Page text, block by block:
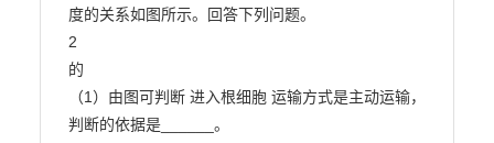
度的关系如图所示。回答下列问题。
2
的
（1）由图可判断 进入根细胞 运输方式是主动运输，
判断的依据是______。